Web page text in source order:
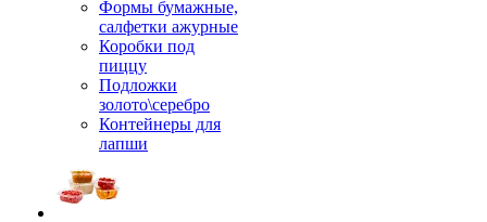
Формы бумажные,
салфетки ажурные
Коробки под
пиццу
Подложки
золото\серебро
Контейнеры для
лапши